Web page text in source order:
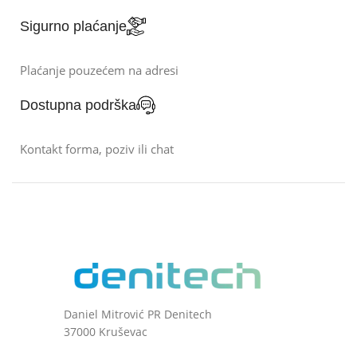
Sigurno plaćanje
Plaćanje pouzećem na adresi
Dostupna podrška
Kontakt forma, poziv ili chat
Daniel Mitrović PR Denitech
37000 Kruševac